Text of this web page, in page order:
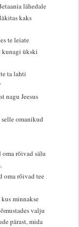
lähedale
kaks
te leiate
kunagi ükski
ta lahti
nagu Jeesus
omanikud
oma rõivad sälu
oma rõivad tee
minnakse
valju
pärast, mida